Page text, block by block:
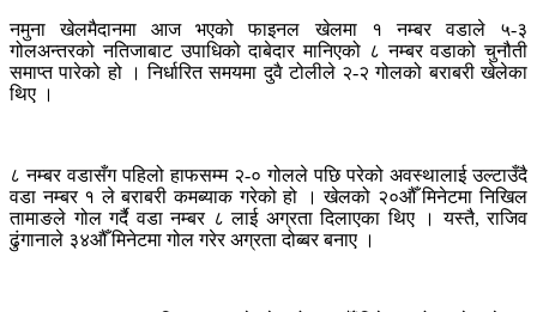
नमुना खेलमैदानमा आज भएको फाइनल खेलमा १ नम्बर वडाले ५-३
गोलअन्तरको नतिजाबाट उपाधिको दाबेदार मानिएको ८ नम्बर वडाको चुनौती
समाप्त पारेको हो । निर्धारित समयमा दुवै टोलीले २-२ गोलको बराबरी खेलेका
थिए ।
८ नम्बर वडासँग पहिलो हाफसम्म २-० गोलले पछि परेको अवस्थालाई उल्टाउँदै
वडा नम्बर १ ले बराबरी कमब्याक गरेको हो । खेलको २०औँ मिनेटमा निखिल
तामाङले गोल गर्दै वडा नम्बर ८ लाई अग्रता दिलाएका थिए । यस्तै, राजिव
ढुंगानाले ३४औँ मिनेटमा गोल गरेर अग्रता दोब्बर बनाए ।